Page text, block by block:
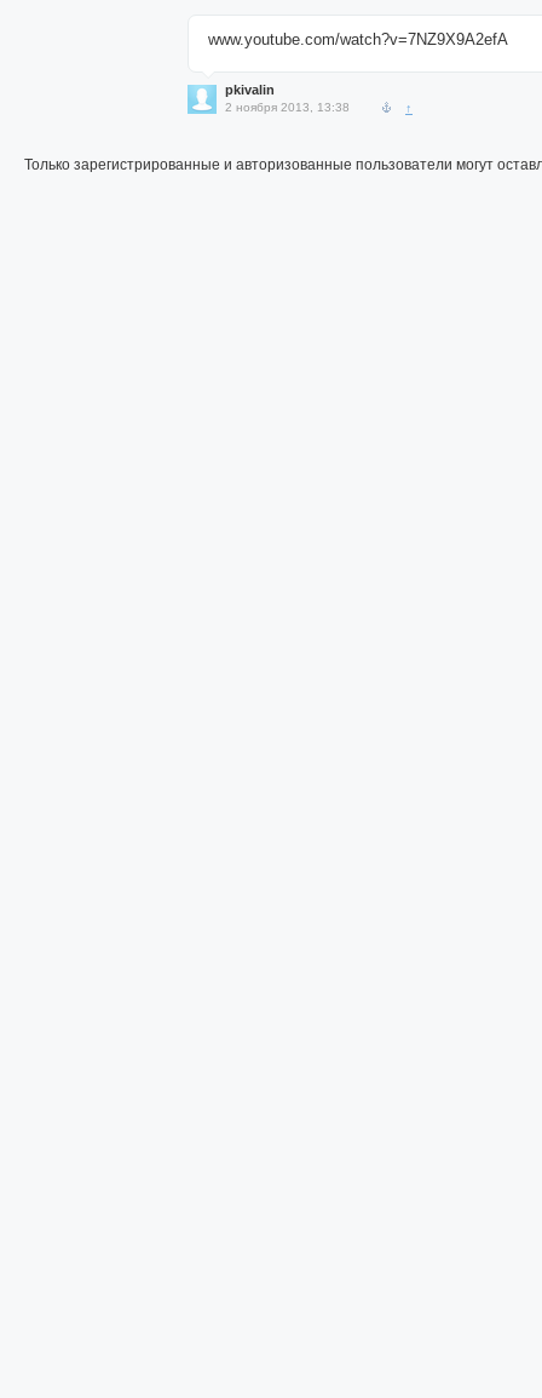
www.youtube.com/watch?v=7NZ9X9A2efA
pkivalin
2 ноября 2013, 13:38 ↑
Только зарегистрированные и авторизованные пользователи могут